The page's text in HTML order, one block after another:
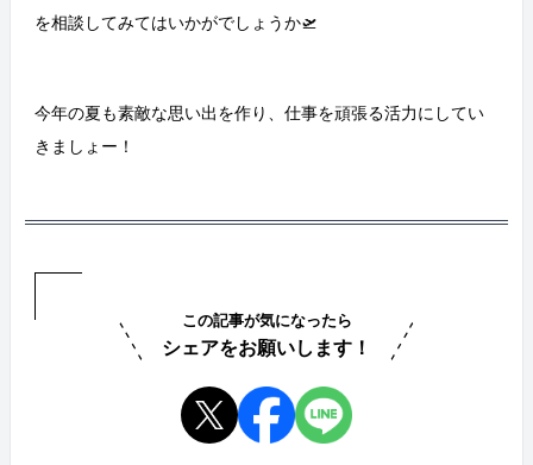
を相談してみてはいかがでしょうか🛫
今年の夏も素敵な思い出を作り、仕事を頑張る活力にしてい
きましょー！
この記事が気になったら
シェアをお願いします！